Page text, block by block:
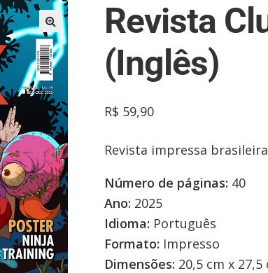
Revista
(Inglês)
R$ 59,90
Revista impressa
Número de páginas: 40
Ano: 2025
Idioma: Português
Formato: Impresso
Dimensões: 20,5 cm x 27,5